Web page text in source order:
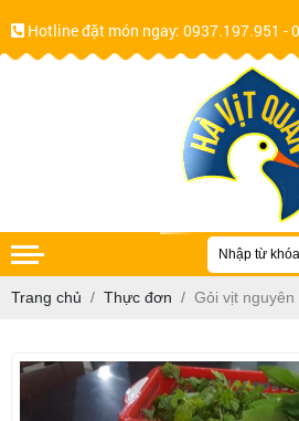
Hotline đặt món ngay: 0937.197.951 -
Trang chủ Thực đơn Gỏi vịt nguyên